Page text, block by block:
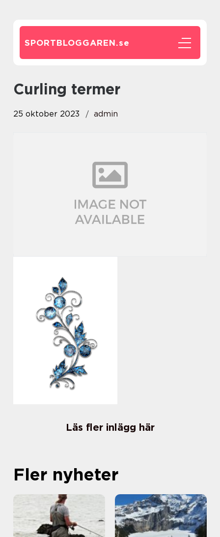
SPORTBLOGGAREN.se
curling termer
25 oktober 2023 admin
Läs fler inlägg här
Fler nyheter